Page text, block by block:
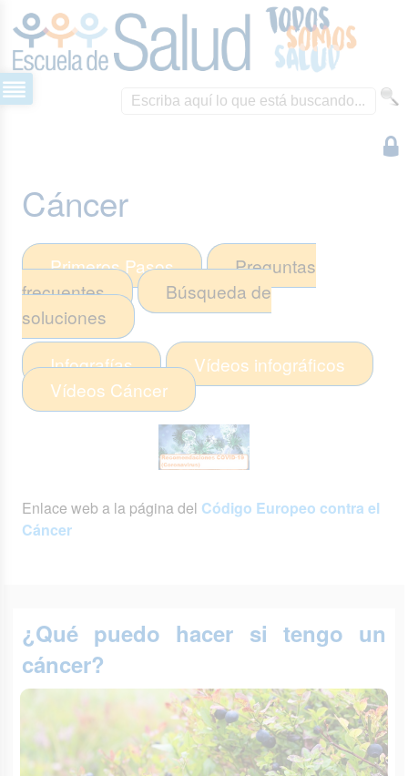
Cáncer
Primeros Pasos
Preguntas
frecuentes
Búsqueda de
soluciones
Infografías
Vídeos infográficos
Vídeos Cáncer
Enlace web a la página del Código Europeo contra el
Cáncer
¿Qué puedo hacer si tengo un
cáncer?